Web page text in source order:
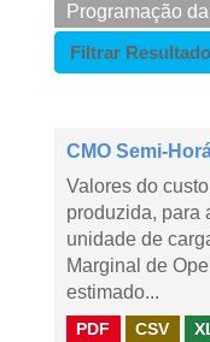
Programação
Filtrar
CMO Semi-
Valores do
produzida, para
unidade de
Marginal de
estimado...
PDF CSV